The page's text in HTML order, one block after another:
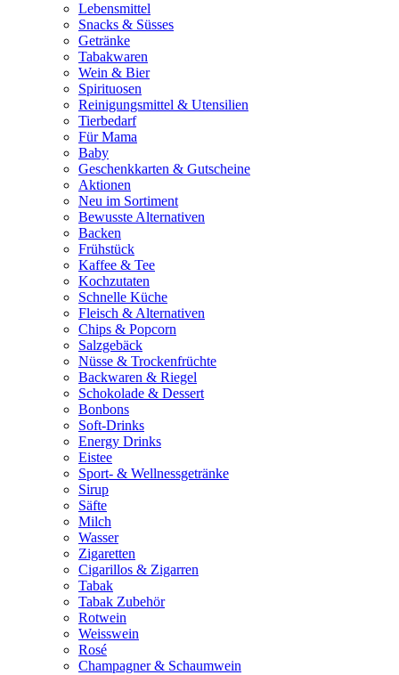
Lebensmittel
Snacks & Süsses
Getränke
Tabakwaren
Wein & Bier
Spirituosen
Reinigungsmittel & Utensilien
Tierbedarf
Für Mama
Baby
Geschenkkarten & Gutscheine
Aktionen
Neu im Sortiment
Bewusste Alternativen
Backen
Frühstück
Kaffee & Tee
Kochzutaten
Schnelle Küche
Fleisch & Alternativen
Chips & Popcorn
Salzgebäck
Nüsse & Trockenfrüchte
Backwaren & Riegel
Schokolade & Dessert
Bonbons
Soft-Drinks
Energy Drinks
Eistee
Sport- & Wellnessgetränke
Sirup
Säfte
Milch
Wasser
Zigaretten
Cigarillos & Zigarren
Tabak
Tabak Zubehör
Rotwein
Weisswein
Rosé
Champagner & Schaumwein